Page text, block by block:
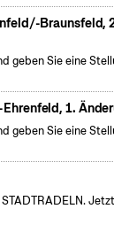
Braunsfeld,
geben Sie eine
1.
geben Sie eine